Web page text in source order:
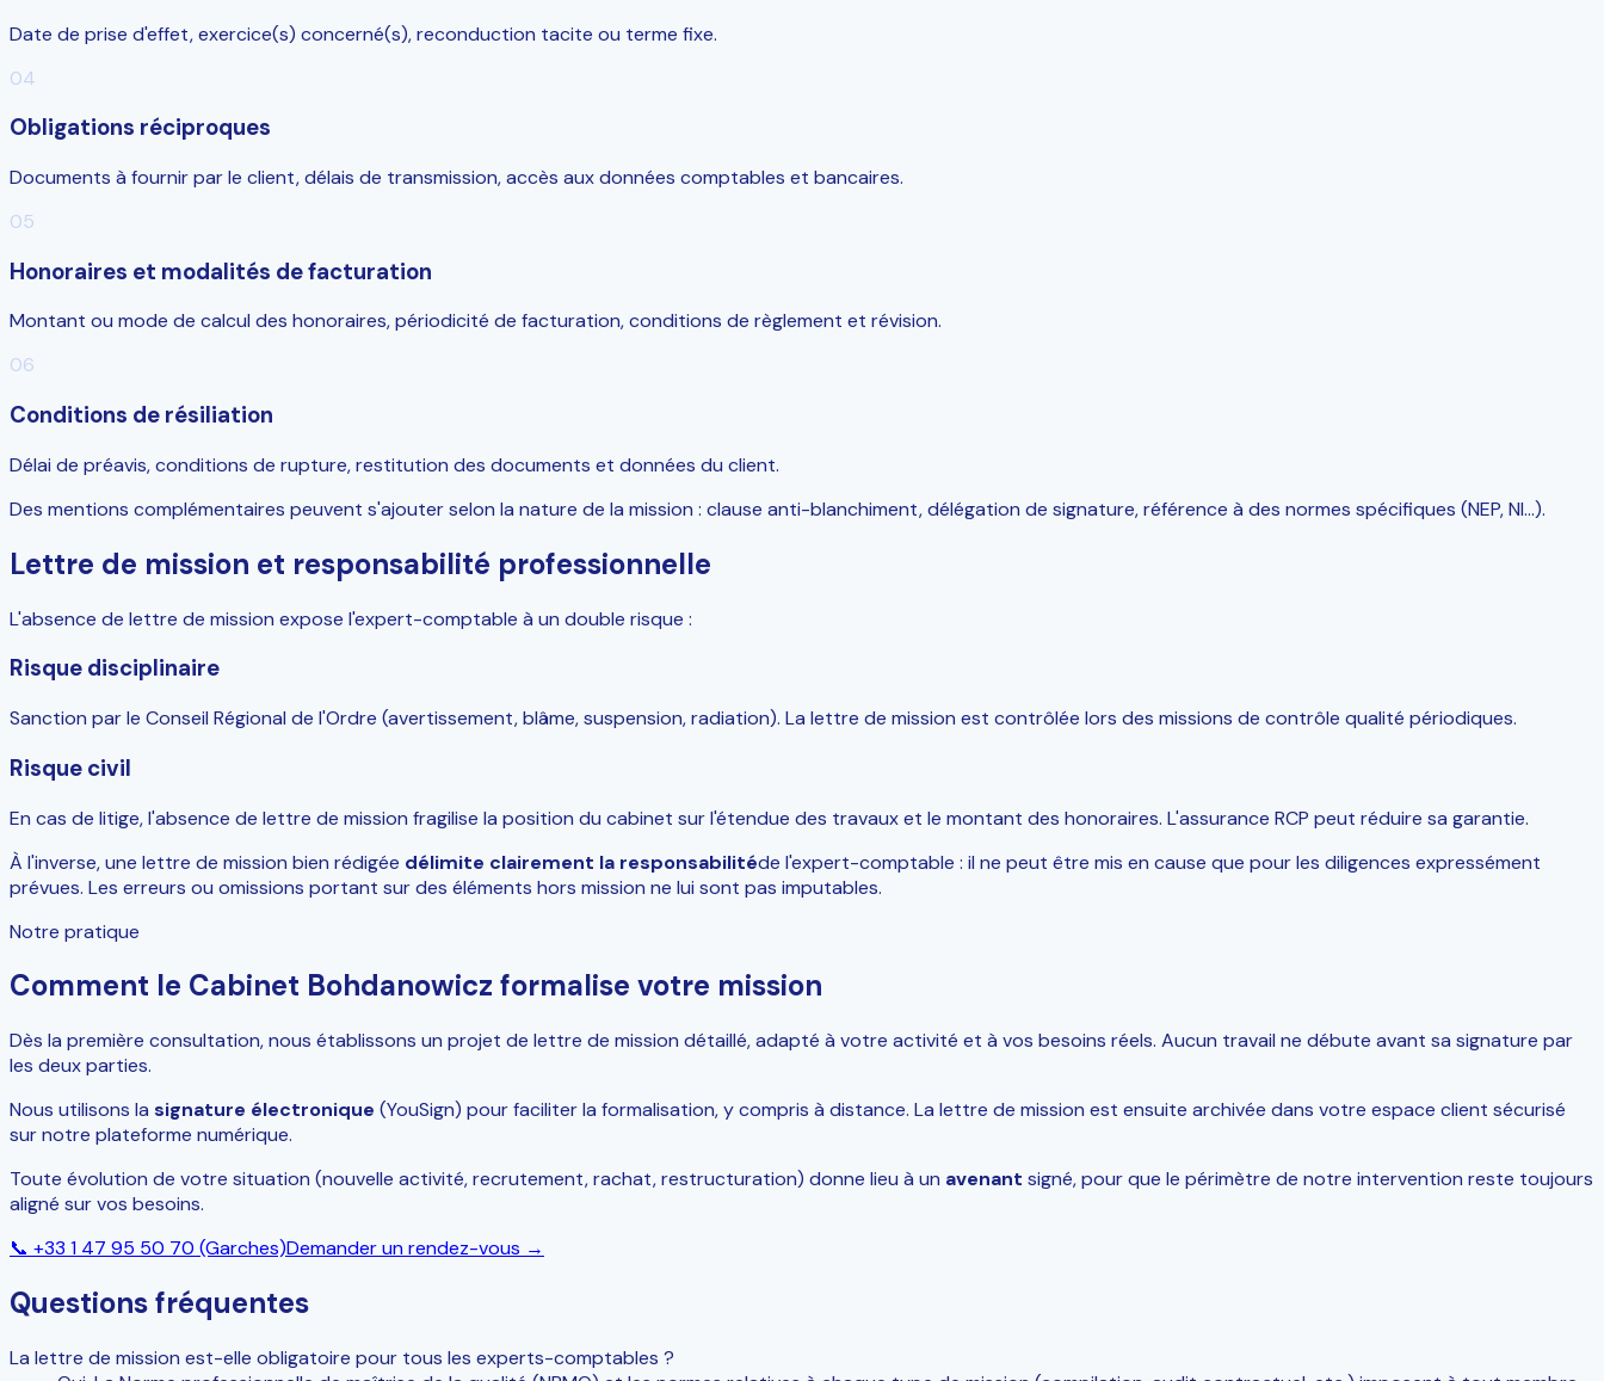
Date de prise d'effet, exercice(s) concerné(s), reconduction tacite ou terme fixe.
04
Obligations réciproques
Documents à fournir par le client, délais de transmission, accès aux données comptables et bancaires.
05
Honoraires et modalités de facturation
Montant ou mode de calcul des honoraires, périodicité de facturation, conditions de règlement et révision.
06
Conditions de résiliation
Délai de préavis, conditions de rupture, restitution des documents et données du client.
Des mentions complémentaires peuvent s'ajouter selon la nature de la mission : clause anti-blanchiment, délégation de signature, référence à des normes spécifiques (NEP, NI…).
Lettre de mission et responsabilité professionnelle
L'absence de lettre de mission expose l'expert-comptable à un double risque :
Risque disciplinaire
Sanction par le Conseil Régional de l'Ordre (avertissement, blâme, suspension, radiation). La lettre de mission est contrôlée lors des missions de contrôle qualité périodiques.
Risque civil
En cas de litige, l'absence de lettre de mission fragilise la position du cabinet sur l'étendue des travaux et le montant des honoraires. L'assurance RCP peut réduire sa garantie.
À l'inverse, une lettre de mission bien rédigée délimite clairement la responsabilitéde l'expert-comptable : il ne peut être mis en cause que pour les diligences expressément
prévues. Les erreurs ou omissions portant sur des éléments hors mission ne lui sont pas imputables.
Notre pratique
Comment le Cabinet Bohdanowicz formalise votre mission
Dès la première consultation, nous établissons un projet de lettre de mission détaillé, adapté à votre activité et à vos besoins réels. Aucun travail ne débute avant sa signature par
les deux parties.
Nous utilisons la signature électronique (YouSign) pour faciliter la formalisation, y compris à distance. La lettre de mission est ensuite archivée dans votre espace client sécurisé
sur notre plateforme numérique.
Toute évolution de votre situation (nouvelle activité, recrutement, rachat, restructuration) donne lieu à un avenant signé, pour que le périmètre de notre intervention reste toujours
aligné sur vos besoins.
📞 +33 1 47 95 50 70 (Garches)Demander un rendez-vous →
Questions fréquentes
La lettre de mission est-elle obligatoire pour tous les experts-comptables ?